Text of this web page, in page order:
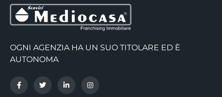
OGNI AGENZIA HA UN SUO TITOLARE ED È
AUTONOMA